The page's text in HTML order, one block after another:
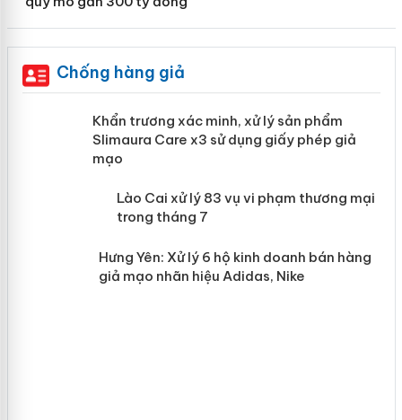
Chống hàng giả
Khẩn trương xác minh, xử lý sản phẩm
Slimaura Care x3 sử dụng giấy phép giả
mạo
Lào Cai xử lý 83 vụ vi phạm thương
mại trong tháng 7